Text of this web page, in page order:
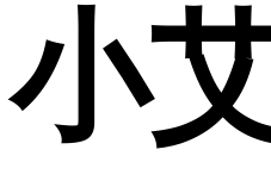
小